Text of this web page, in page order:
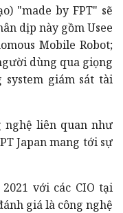
"made by FPT" sẽ
dịp này gồm Usee
Mobile Robot;
dùng qua giọng
giám sát tài
nghệ liên quan như
Japan mang tới sự
với các CIO tại
giá là công nghệ